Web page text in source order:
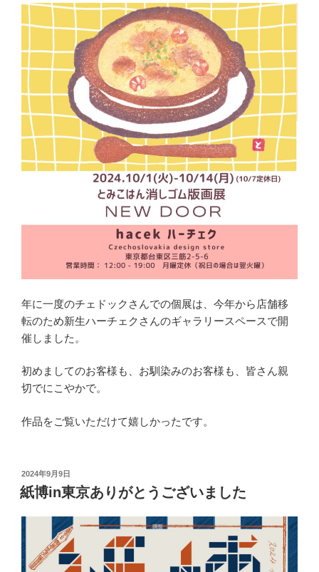
年に一度のチェドックさんでの個展は、今年から店舗移
転のため新生ハーチェクさんのギャラリースペースで開
催しました。
初めましてのお客様も、お馴染みのお客様も、皆さん親
切でにこやかで。
作品をご覧いただけて嬉しかったです。
投
稿
日:
2024年9月9日
紙博in東京ありがとうございました